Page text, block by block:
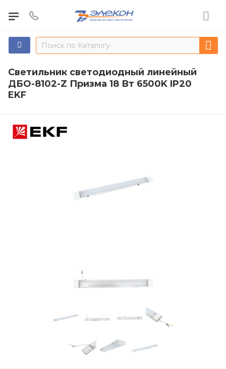
Светильник светодиодный линейный
ДБО-8102-Z Призма 18 Вт 6500K IP20
EKF